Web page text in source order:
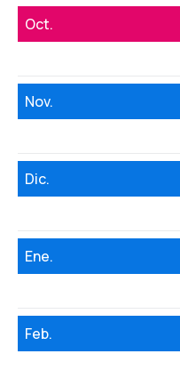
Oct.
Nov.
Dic.
Ene.
Feb.